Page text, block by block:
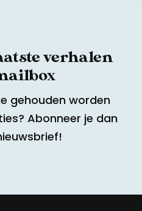
verhalen
gehouden worden
Abonneer je dan